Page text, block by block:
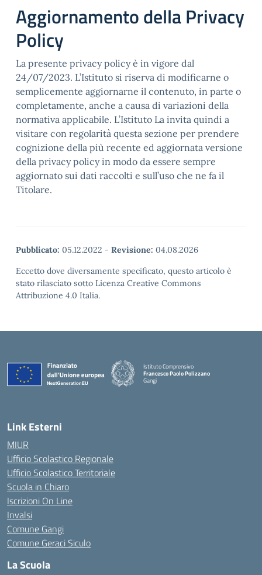
Aggiornamento della Privacy
Policy
La presente privacy policy è in vigore dal
24/07/2023. L’Istituto si riserva di modificarne o
semplicemente aggiornarne il contenuto, in parte o
completamente, anche a causa di variazioni della
normativa applicabile. L’Istituto La invita quindi a
visitare con regolarità questa sezione per prendere
cognizione della più recente ed aggiornata versione
della privacy policy in modo da essere sempre
aggiornato sui dati raccolti e sull’uso che ne fa il
Titolare.
Pubblicato: 05.12.2022 - Revisione: 04.08.2026
Eccetto dove diversamente specificato, questo articolo è
stato rilasciato sotto Licenza Creative Commons
Attribuzione 4.0 Italia.
Istituto Comprensivo
Francesco Paolo Polizzano
Gangi
— Visita la pagina iniziale della scuola
Link Esterni
MIUR
Ufficio Scolastico Regionale
Ufficio Scolastico Territoriale
Scuola in Chiaro
Iscrizioni On Line
Invalsi
Comune Gangi
Comune Geraci Siculo
La Scuola